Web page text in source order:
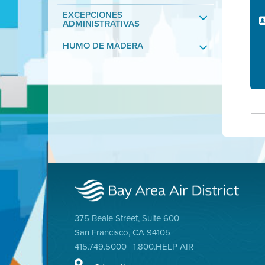
EXCEPCIONES
ADMINISTRATIVAS
HUMO DE MADERA
375 Beale Street, Suite 600
San Francisco, CA 94105
415.749.5000 | 1.800.HELP AIR